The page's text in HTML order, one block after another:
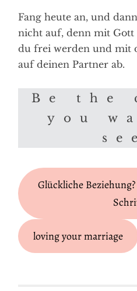
Fang heute an, und
nicht auf, denn mit Gott
du frei werden und mit
auf deinen Partner ab.
Be the
you
Glückliche
loving your marriage